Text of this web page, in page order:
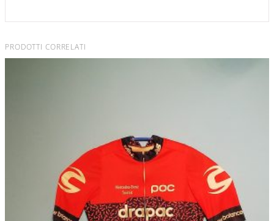
PRODOTTI CORRELATI